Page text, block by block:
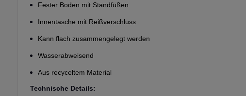
Fester Boden mit Standfüßen
Innentasche mit Reißverschluss
Kann flach zusammengelegt werden
Wasserabweisend
Aus recyceltem Material
Technische Details: